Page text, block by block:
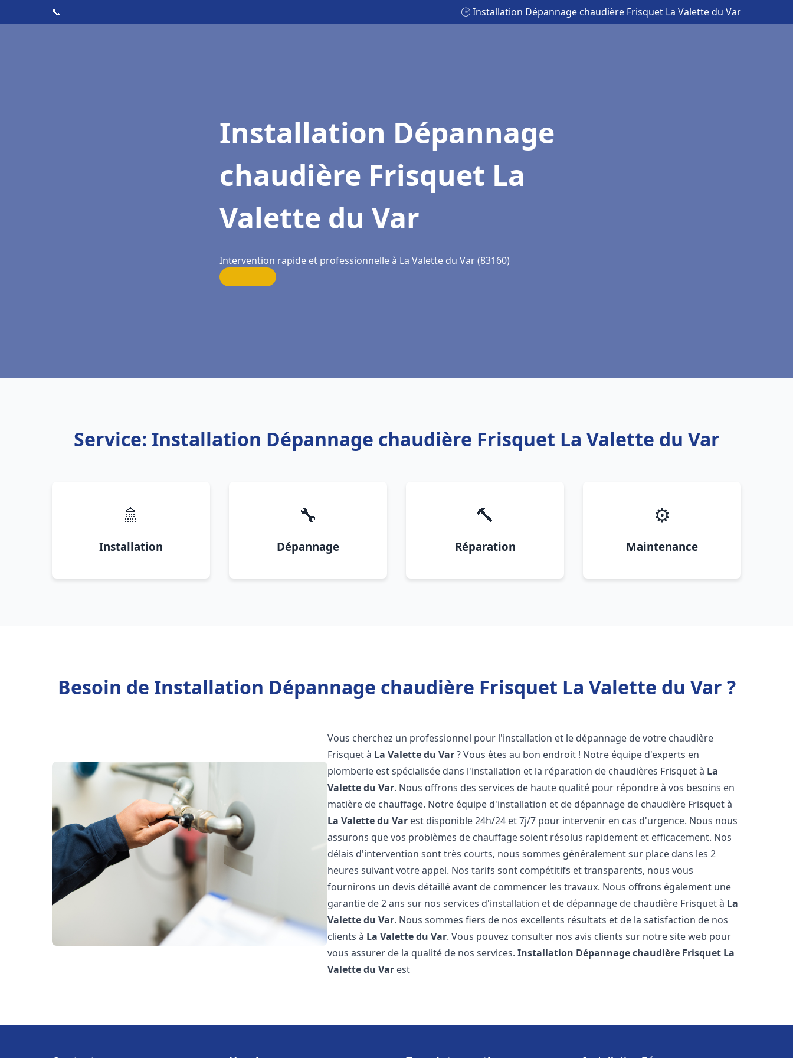
📞 🕒 Installation Dépannage chaudière Frisquet La Valette du Var
Installation Dépannage
chaudière Frisquet La
Valette du Var
Intervention rapide et professionnelle à La Valette du Var (83160)
Service: Installation Dépannage chaudière Frisquet La Valette du Var
🚿
Installation
🔧
Dépannage
🔨
Réparation
⚙️
Maintenance
Besoin de Installation Dépannage chaudière Frisquet La Valette du Var ?
Vous cherchez un professionnel pour l'installation et le dépannage de votre chaudière
Frisquet à La Valette du Var? Vous êtes au bon endroit ! Notre équipe d'experts en
plomberie est spécialisée dans l'installation et la réparation de chaudières Frisquet à La
Valette du Var. Nous offrons des services de haute qualité pour répondre à vos besoins en
matière de chauffage. Notre équipe d'installation et de dépannage de chaudière Frisquet à
La Valette du Var est disponible 24h/24 et 7j/7 pour intervenir en cas d'urgence. Nous nous
assurons que vos problèmes de chauffage soient résolus rapidement et efficacement. Nos
délais d'intervention sont très courts, nous sommes généralement sur place dans les 2
heures suivant votre appel. Nos tarifs sont compétitifs et transparents, nous vous
fournirons un devis détaillé avant de commencer les travaux. Nous offrons également une
garantie de 2 ans sur nos services d'installation et de dépannage de chaudière Frisquet à La
Valette du Var. Nous sommes fiers de nos excellents résultats et de la satisfaction de nos
clients à La Valette du Var. Vous pouvez consulter nos avis clients sur notre site web pour
vous assurer de la qualité de nos services.Installation Dépannage chaudière Frisquet La
Valette du Var est